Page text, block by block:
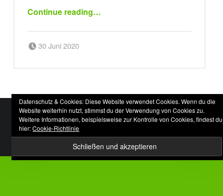
Continue reading…
30 Juni 2020
FOOTER SIDEBAR
Datenschutz & Cookies: Diese Website verwendet Cookies. Wenn du die
Website weiterhin nutzt, stimmst du der Verwendung von Cookies zu.
Weitere Informationen, beispielsweise zur Kontrolle von Cookies, findest du
hier:Cookie-Richtlinie
© 2026mental stark |UsingAuberge WordPresstheme.|
Datenschutzerklärung |Back to top ↑